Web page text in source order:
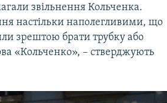
звільнення Кольченка.
настільки наполегливими, що
зрештою брати трубку або
«Кольченко», – стверджують